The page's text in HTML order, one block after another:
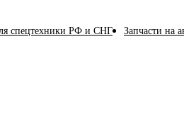
спецтехники РФ и СНГ Запчасти на